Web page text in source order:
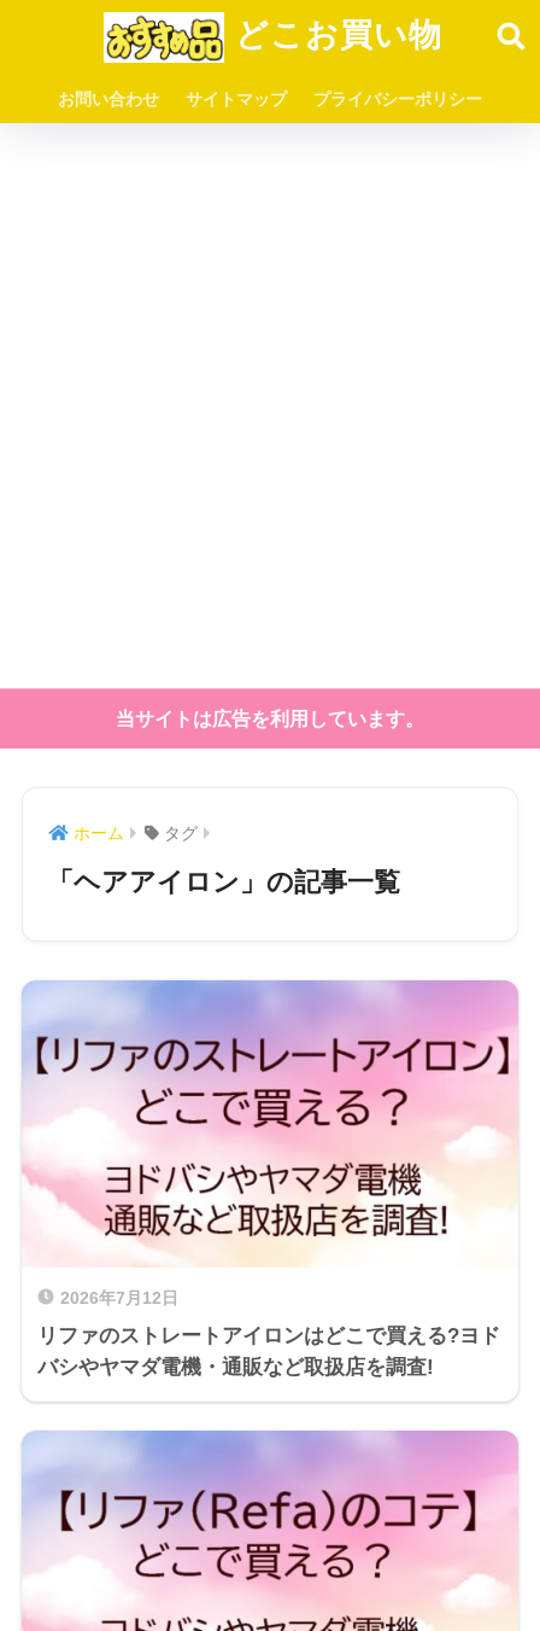
どこお買い物
お問い合わせ サイトマップ プライバシーポリシー
当サイトは広告を利用しています。
ホーム タグ
「ヘアアイロン」の記事一覧
2026年7月12日
リファのストレートアイロンはどこで買える?ヨド
バシやヤマダ電機・通販など取扱店を調査!